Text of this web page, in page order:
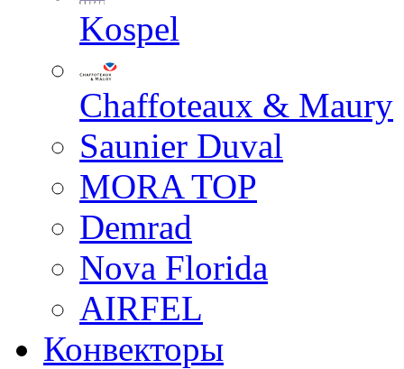
Kospel
Chaffoteaux & Maury
Saunier Duval
MORA TOP
Demrad
Nova Florida
AIRFEL
Конвекторы